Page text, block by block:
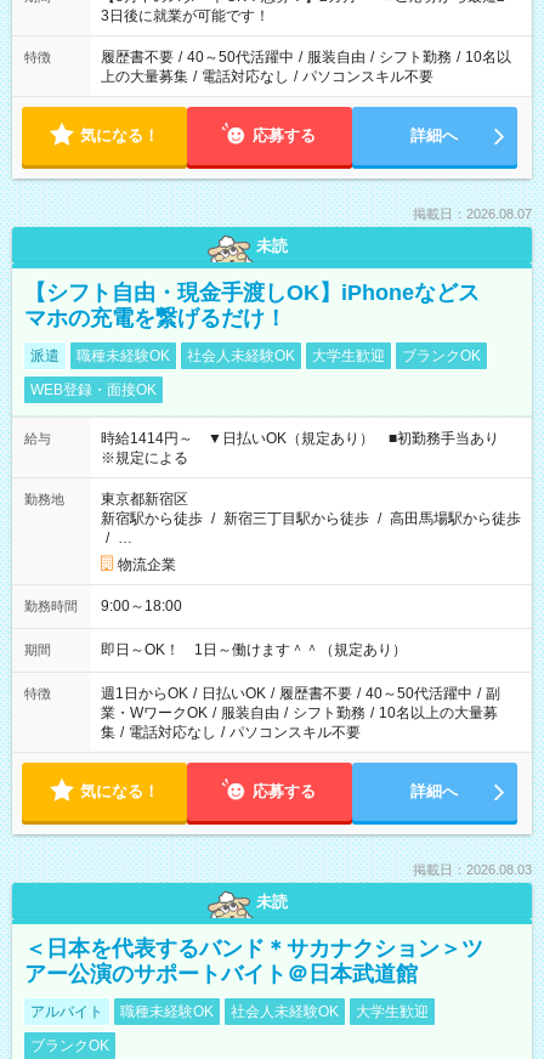
ね。 ※Wワーク希望の方へ 今ご覧のお仕事で希望する勤務時間
と、もう1つのお仕事の勤務時間。 合計で週40時間を超える場
合は応募できません。
3日後に就業が可能です！
特徴 履歴書不要 / 40～50代活躍中 / 服装自由 / シフト勤務 / 10名以
上の大量募集 / 電話対応なし / パソコンスキル不要
気になる！ 応募する 詳細へ
掲載日：2026.08.07
未読
【シフト自由・現金手渡しOK】iPhoneなどス
マホの充電を繋げるだけ！
派遣 職種未経験OK 社会人未経験OK 大学生歓迎
ブランクOK
WEB登録・面接OK
給与
時給1414円～ ▼日払いOK（規定あり） ■初勤務手当あり
※規定による
勤務地
東京都新宿区
新宿駅から徒歩 / 新宿三丁目駅から徒歩 / 高田馬場駅から徒歩
/ …
物流企業
勤務時間 9:00～18:00
期間 即日～OK！ 1日～働けます＾＾（規定あり）
特徴 週1日からOK / 日払いOK / 履歴書不要 / 40～50代活躍中 / 副
業・WワークOK / 服装自由 / シフト勤務 / 10名以上の大量募
集 / 電話対応なし / パソコンスキル不要
気になる！ 応募する 詳細へ
掲載日：2026.08.03
未読
＜日本を代表するバンド＊サカナクション＞ツ
アー公演のサポートバイト＠日本武道館
アルバイト 職種未経験OK 社会人未経験OK
大学生歓迎
ブランクOK